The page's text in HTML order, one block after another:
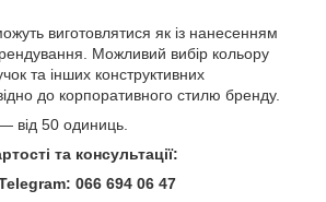
виготовлятися як із нанесенням
Можливий вибір кольору
та інших конструктивних
до корпоративного стилю бренду.
від 50 одиниць.
та консультації:
066 694 06 47